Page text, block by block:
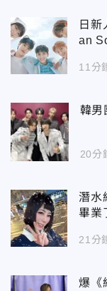
日
an
11分
韓男
20分
潛水
畢業
21分
爆《